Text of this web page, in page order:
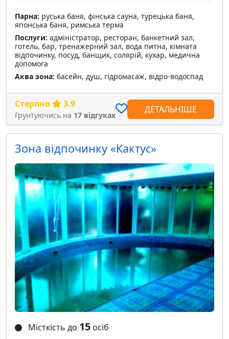
Парна: руська баня, фінська сауна, турецька баня,
японська баня, римська терма
Послуги: адміністратор, ресторан, банкетний зал,
готель, бар, тренажерний зал, вода питна, кімната
відпочинку, посуд, банщик, солярій, кухар, медична
допомога
Аква зона: басейн, душ, гідромасаж, відро-водоспад
Стерпно 3.9
Грунтуючись на 17 відгуках
ДЕТАЛЬНІШЕ
Зона відпочинку «Кактус»
Місткість до 15 осіб